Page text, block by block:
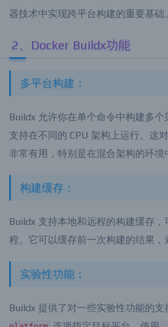
性。这种技术不仅在开发过程中有着
2、Docker Buildx功能
Buildx 允许你在单个命令中构建多个
支持在不同的 CPU 架构上运行。这
Buildx 支持本地和远程的构建缓存，
Buildx 提供了对一些实验性功能的支